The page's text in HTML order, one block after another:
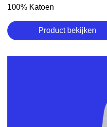
100% Katoen
Product bekijken